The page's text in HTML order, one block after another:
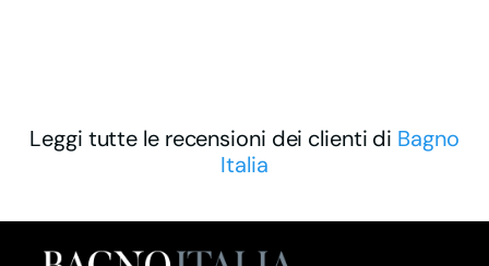
Leggi tutte le recensioni dei clienti di Bagno
Italia